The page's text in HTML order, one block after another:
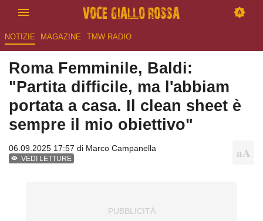
NOTIZIE MAGAZINE TMW RADIO
Roma Femminile, Baldi:
"Partita difficile, ma l'abbiam
portata a casa. Il clean sheet è
sempre il mio obiettivo"
06.09.2025 17:57 di Marco Campanella
VEDI LETTURE